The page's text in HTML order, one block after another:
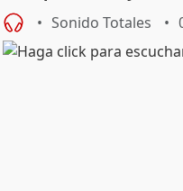
Sonido Totales